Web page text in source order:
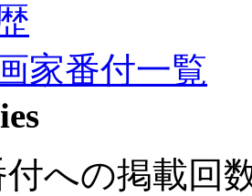
家番付一覧
への掲載回